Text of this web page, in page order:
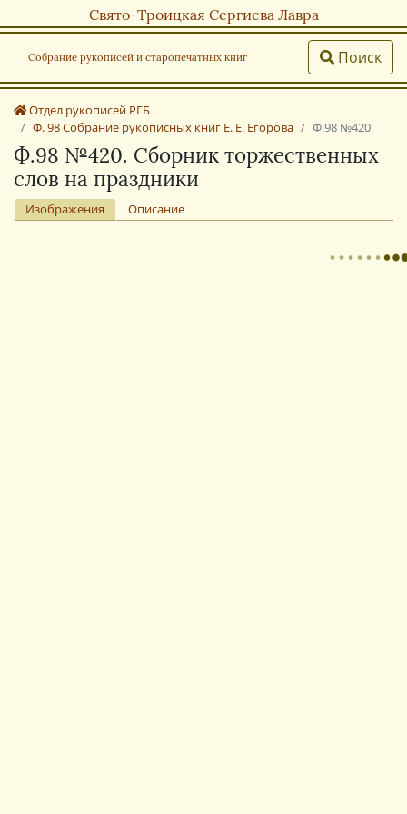
Свято-Троицкая Сергиева Лавра
Собрание рукописей и старопечатных книг Поиск
Отдел рукописей РГБ
Ф. 98 Собрание рукописных книг Е. Е. Егорова
Ф.98 №420
Ф.98 №420. Сборник торжественных
слов на праздники
Изображения Описание